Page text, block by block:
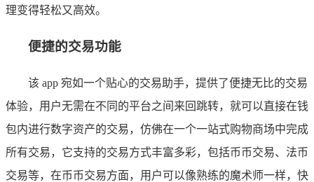
理变得轻松又高效。
便捷的交易功能
该 app 宛如一个贴心的交易助手，提供了便捷无比的交易
体验，用户无需在不同的平台之间来回跳转，就可以直接在钱
包内进行数字资产的交易，仿佛在一个一站式购物商场中完成
所有交易，它支持的交易方式丰富多彩，包括币币交易、法币
交易等，在币币交易方面，用户可以像熟练的魔术师一样，快